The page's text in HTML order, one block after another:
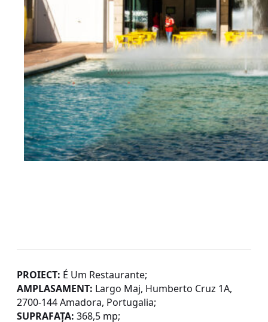
PROIECT: É Um Restaurante;
AMPLASAMENT: Largo Maj, Humberto Cruz 1A,
2700-144 Amadora, Portugalia;
SUPRAFAȚA: 368,5 mp;